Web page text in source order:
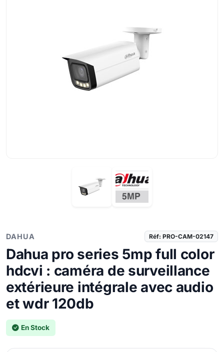
DAHUA Réf: PRO-CAM-02147
Dahua pro series 5mp full color
hdcvi : caméra de surveillance
extérieure intégrale avec audio
et wdr 120db
En Stock